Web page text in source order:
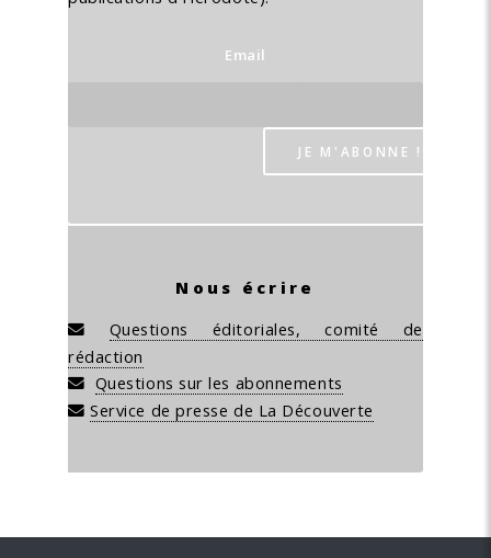
Email
Nous écrire
Questions éditoriales, comité de
rédaction
Questions sur les abonnements
Service de presse de La Découverte